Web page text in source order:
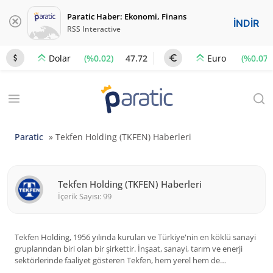
Paratic Haber: Ekonomi, Finans
RSS Interactive İNDİR
Dolar (%0.02) 47.72 Euro (%0.07)
Paratic » Tekfen Holding (TKFEN) Haberleri
Tekfen Holding (TKFEN) Haberleri
İçerik Sayısı: 99
Tekfen Holding, 1956 yılında kurulan ve Türkiye'nin en köklü sanayi
gruplarından biri olan bir şirkettir. İnşaat, sanayi, tarım ve enerji
sektörlerinde faaliyet gösteren Tekfen, hem yerel hem de